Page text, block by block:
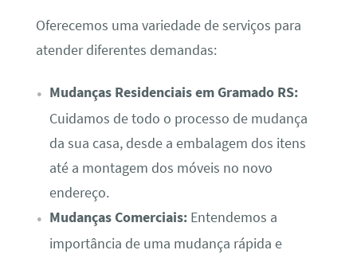
Oferecemos uma variedade de serviços para
atender diferentes demandas:
Mudanças Residenciais em Gramado RS:
Cuidamos de todo o processo de mudança
da sua casa, desde a embalagem dos itens
até a montagem dos móveis no novo
endereço.
Mudanças Comerciais:Entendemos a
importância de uma mudança rápida e